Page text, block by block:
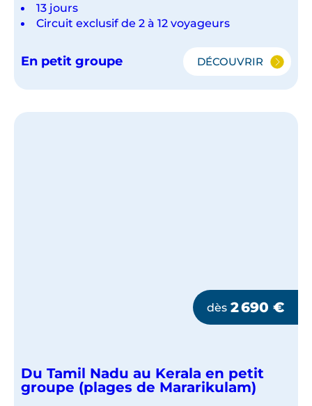
13 jours
Circuit exclusif de 2 à 12 voyageurs
En petit groupe DÉCOUVRIR
DU
AU
dès 2 690 €
Du Tamil Nadu au Kerala en petit
groupe (plages de Mararikulam)